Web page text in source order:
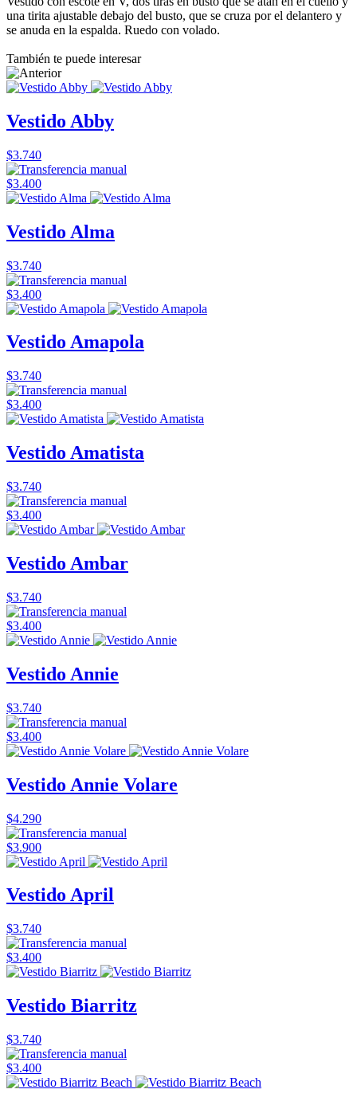
una tirita ajustable debajo del busto, que se cruza por el delantero y
se anuda en la espalda. Ruedo con volado.
También te puede interesar
Vestido Abby
$3.740
$3.400
Vestido Alma
$3.740
$3.400
Vestido Amapola
$3.740
$3.400
Vestido Amatista
$3.740
$3.400
Vestido Ambar
$3.740
$3.400
Vestido Annie
$3.740
$3.400
Vestido Annie Volare
$4.290
$3.900
Vestido April
$3.740
$3.400
Vestido Biarritz
$3.740
$3.400